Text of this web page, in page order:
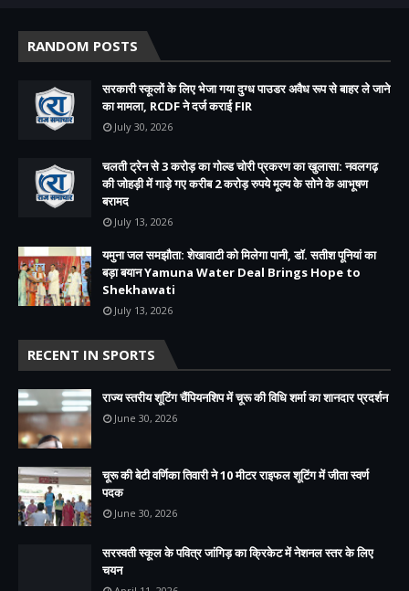
RANDOM POSTS
सरकारी स्कूलों के लिए भेजा गया दुग्ध पाउडर अवैध रूप से बाहर ले जाने
का मामला, RCDF ने दर्ज कराई FIR
July 30, 2026
चलती ट्रेन से 3 करोड़ का गोल्ड चोरी प्रकरण का खुलासा: नवलगढ़
की जोहड़ी में गाड़े गए करीब 2 करोड़ रुपये मूल्य के सोने के आभूषण
बरामद
July 13, 2026
यमुना जल समझौता: शेखावाटी को मिलेगा पानी, डॉ. सतीश पूनियां का
बड़ा बयान Yamuna Water Deal Brings Hope to
Shekhawati
July 13, 2026
RECENT IN SPORTS
राज्य स्तरीय शूटिंग चैंपियनशिप में चूरू की विधि शर्मा का शानदार प्रदर्शन
June 30, 2026
चूरू की बेटी वर्णिका तिवारी ने 10 मीटर राइफल शूटिंग में जीता स्वर्ण
पदक
June 30, 2026
सरस्वती स्कूल के पवित्र जांगिड़ का क्रिकेट में नेशनल स्तर के लिए
चयन